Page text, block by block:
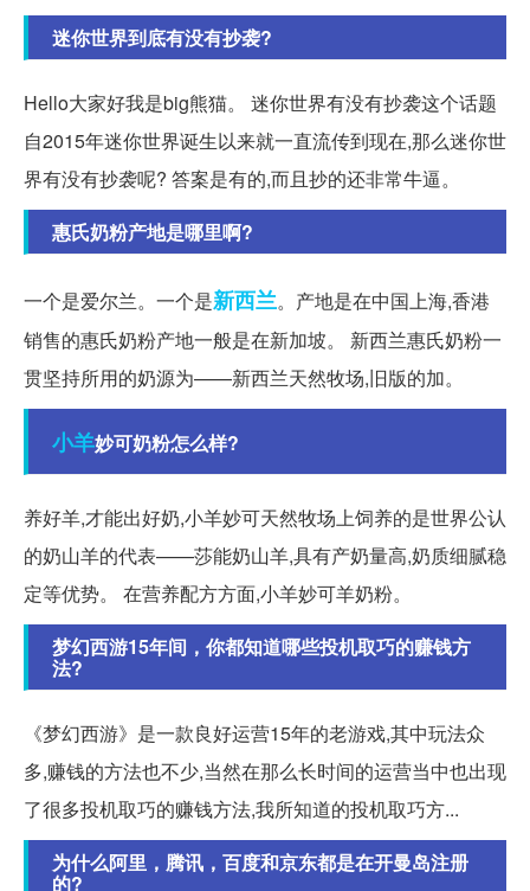
迷你世界到底有没有抄袭?
Hello大家好我是big熊猫。 迷你世界有没有抄袭这个话题
自2015年迷你世界诞生以来就一直流传到现在,那么迷你世
界有没有抄袭呢? 答案是有的,而且抄的还非常牛逼。
惠氏奶粉产地是哪里啊?
一个是爱尔兰。一个是新西兰。产地是在中国上海,香港
销售的惠氏奶粉产地一般是在新加坡。 新西兰惠氏奶粉一
贯坚持所用的奶源为——新西兰天然牧场,旧版的加。
小羊妙可奶粉怎么样?
养好羊,才能出好奶,小羊妙可天然牧场上饲养的是世界公认
的奶山羊的代表——莎能奶山羊,具有产奶量高,奶质细腻稳
定等优势。 在营养配方方面,小羊妙可羊奶粉。
梦幻西游15年间，你都知道哪些投机取巧的赚钱方
法?
《梦幻西游》是一款良好运营15年的老游戏,其中玩法众
多,赚钱的方法也不少,当然在那么长时间的运营当中也出现
了很多投机取巧的赚钱方法,我所知道的投机取巧方...
为什么阿里，腾讯，百度和京东都是在开曼岛注册
的?